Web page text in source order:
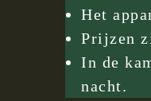
Het
Prijzen
In de
nacht.